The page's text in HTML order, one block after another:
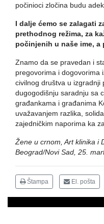
počinioci zločina budu
I dalje ćemo se zalagati
prethodnog režima, za
počinjenih u naše ime,
Znamo da se pravedan i
pregovorima i dogovorima
civilnog društva u izgradnji
dugogodišnju saradnju sa
građankama i građanima
uvažavanjem razlika,
zajedničkim naporima ka
Žene u crnom, Art klinika i
Beograd/Novi Sad, 25.
Štampa El. pošta